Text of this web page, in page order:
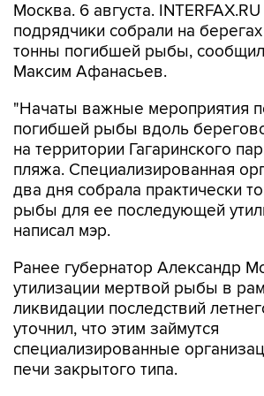
Москва. 6 августа.
подрядчики собрали на
тонны погибшей рыбы, сообщил
Максим Афанасьев.
"Начаты важные мероприятия
погибшей рыбы вдоль
на территории Гагаринского
пляжа. Специализированная
два дня собрала практически
рыбы для ее последующей
написал мэр.
Ранее губернатор Александр
утилизации мертвой рыбы в
ликвидации последствий
уточнил, что этим займутся
специализированные
печи закрытого типа.